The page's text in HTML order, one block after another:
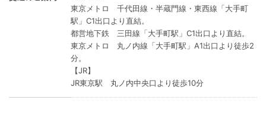
東京メトロ 千代田線・半蔵門線・東西線「大手町
駅」C1出口より直結。
都営地下鉄 三田線「大手町駅」C1出口より直結。
東京メトロ 丸ノ内線「大手町駅」A1出口より徒歩2
分。
【JR】
JR東京駅 丸ノ内中央口より徒歩10分